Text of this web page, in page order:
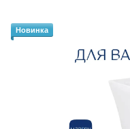
Новинка